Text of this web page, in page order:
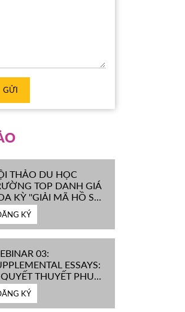
GỬI
THẢO DU HỌC
TOP DANH GIÁ
KỲ ''GIẢI MÃ HỒ SƠ
LEAGUE''
KÝ
03:
ESSAYS:
THUYẾT PHỤC
ĐỒNG TUYỂN SINH
TOP ĐẦU MỸ
KÝ